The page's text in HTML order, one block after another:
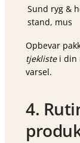
Sund ryg &
stand, mus
Opbevar
tjeklistei din
varsel.
4.